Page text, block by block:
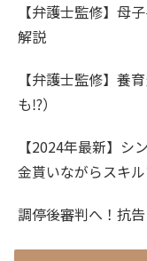
【弁護士監修】母
解説
【弁護士監修】養
も⁉）
【2024年最新】シ
金貰いながらスキ
調停後審判へ！抗